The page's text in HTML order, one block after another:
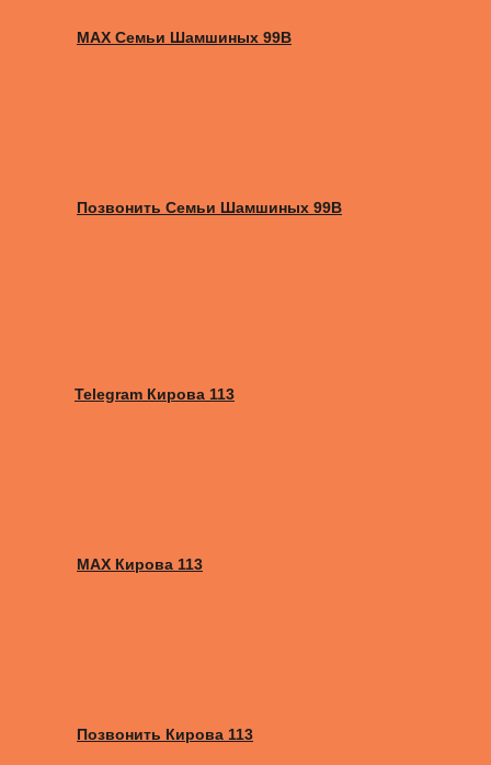
MAX Семьи Шамшиных 99В
Позвонить Семьи Шамшиных 99В
Telegram Кирова 113
MAX Кирова 113
Позвонить Кирова 113